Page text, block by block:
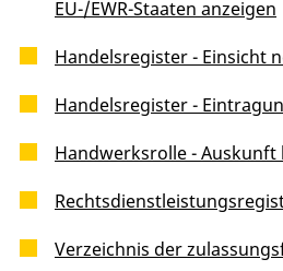
EU-/EWR-Staaten anzeigen
Handelsregister - Einsicht
Handelsregister -
Handwerksrolle - Auskunft
Verzeichnis der